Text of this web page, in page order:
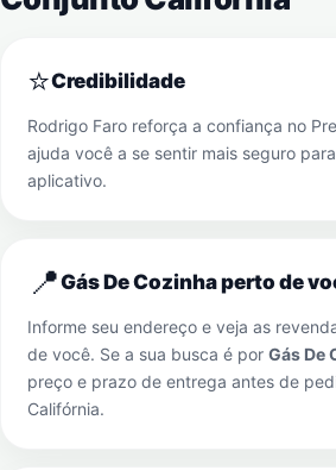
⭐Credibilidade
Rodrigo Faro reforça a confiança no
ajuda você a se sentir mais seguro
aplicativo.
📍Gás De Cozinha perto de
Informe seu endereço e veja as
de você. Se a sua busca é por Gás De
preço e prazo de entrega antes de
Califórnia.